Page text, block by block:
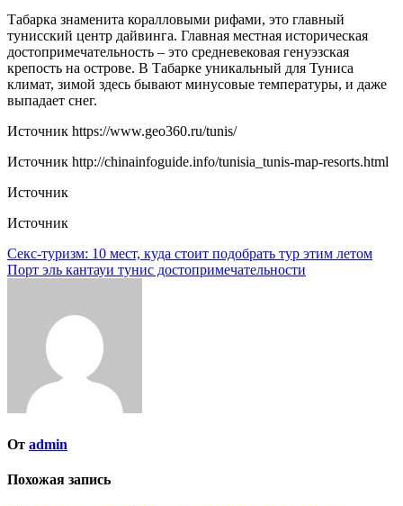
Табарка знаменита коралловыми рифами, это главный
тунисский центр дайвинга. Главная местная историческая
достопримечательность – это средневековая генуэзская
крепость на острове. В Табарке уникальный для Туниса
климат, зимой здесь бывают минусовые температуры, и даже
выпадает снег.
Источник https://www.geo360.ru/tunis/
Источник http://chinainfoguide.info/tunisia_tunis-map-resorts.html
Источник
Источник
Навигация
по
Секс-туризм: 10 мест, куда стоит подобрать тур этим летом
Порт эль кантауи тунис достопримечательности
От admin
Похожая запись